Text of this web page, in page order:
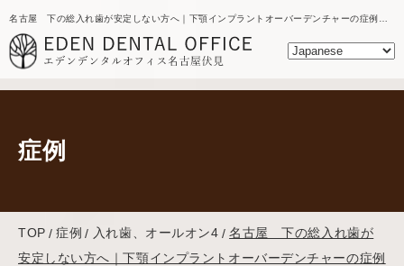
症例
TOP 症例 入れ歯、オールオン4
名古屋 下の総入れ歯が
安定しない方へ｜下顎インプラントオーバーデンチャーの症例